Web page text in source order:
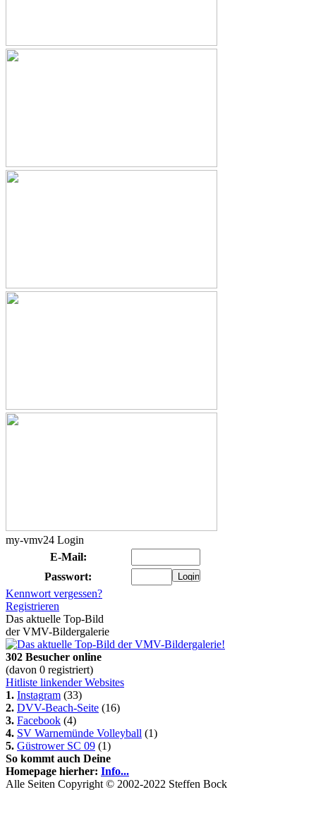
my-vmv24 Login
E-Mail:
Passwort:
Kennwort vergessen?
Registrieren
Das aktuelle Top-Bild
der VMV-Bildergalerie
302 Besucher online
(davon 0 registriert)
Hitliste linkender Websites
1. Instagram (33)
2. DVV-Beach-Seite (16)
3. Facebook (4)
4. SV Warnemünde Volleyball (1)
5. Güstrower SC 09 (1)
So kommt auch Deine
Homepage hierher: Info...
Alle Seiten Copyright © 2002-2022 Steffen Bock